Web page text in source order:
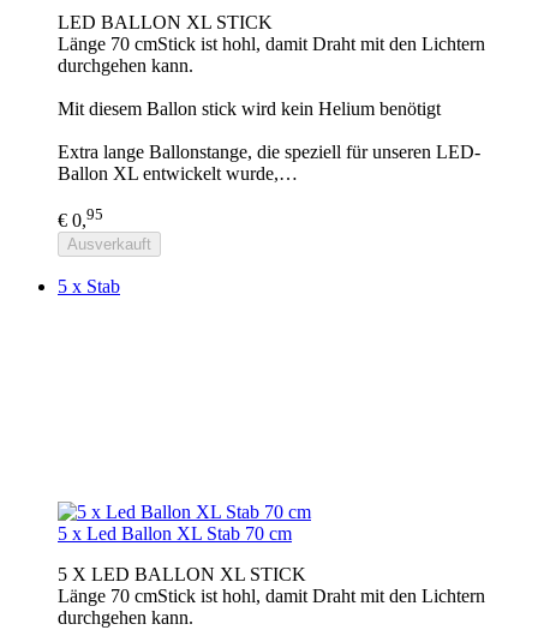
LED BALLON XL STICK
Länge 70 cmStick ist hohl, damit Draht mit den Lichtern
durchgehen kann.
Mit diesem Ballon stick wird kein Helium benötigt
Extra lange Ballonstange, die speziell für unseren LED-
Ballon XL entwickelt wurde,…
€ 0,95
Ausverkauft
5 x Stab
5 x Led Ballon XL Stab 70 cm
5 X LED BALLON XL STICK
Länge 70 cmStick ist hohl, damit Draht mit den Lichtern
durchgehen kann.